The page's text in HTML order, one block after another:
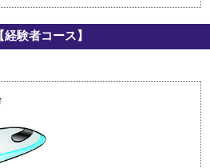
験者コース】